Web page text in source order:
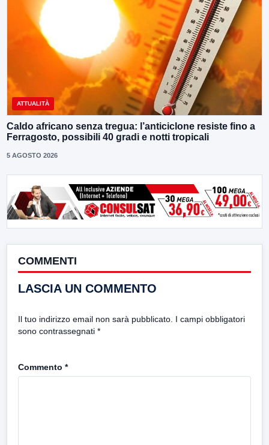
ATTUALITÀ
Caldo africano senza tregua: l’anticiclone resiste fino a
Ferragosto, possibili 40 gradi e notti tropicali
5 AGOSTO 2026
COMMENTI
LASCIA UN COMMENTO
Il tuo indirizzo email non sarà pubblicato. I campi obbligatori
sono contrassegnati *
Commento *